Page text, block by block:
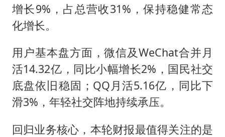
增长9%，占总营收31%，保持稳健常态
化增长。
用户基本盘方面，微信及WeChat合并月
活14.32亿，同比小幅增长2%，国民社交
底盘依旧稳固；QQ月活5.16亿，同比下
滑3%，年轻社交阵地持续承压。
回归业务核心，本轮财报最值得关注的是